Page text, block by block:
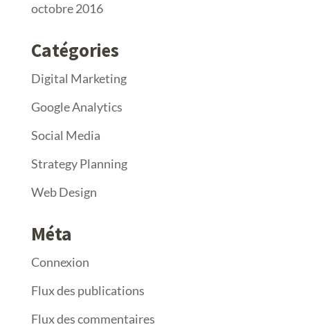
octobre 2016
Catégories
Digital Marketing
Google Analytics
Social Media
Strategy Planning
Web Design
Méta
Connexion
Flux des publications
Flux des commentaires